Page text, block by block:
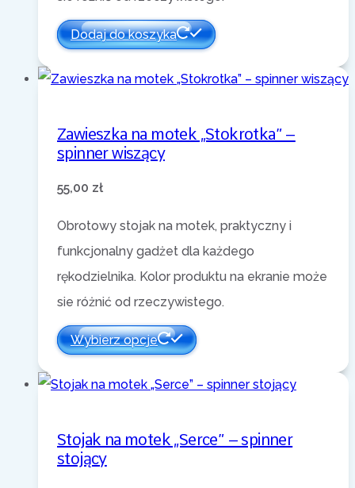
Dodaj do koszyka
Zawieszka na motek „Stokrotka” –
spinner wiszący
55,00 zł
Obrotowy stojak na motek, praktyczny i
funkcjonalny gadżet dla każdego
rękodzielnika. Kolor produktu na ekranie może
sie różnić od rzeczywistego.
Wybierz opcje
Stojak na motek „Serce” – spinner
stojący